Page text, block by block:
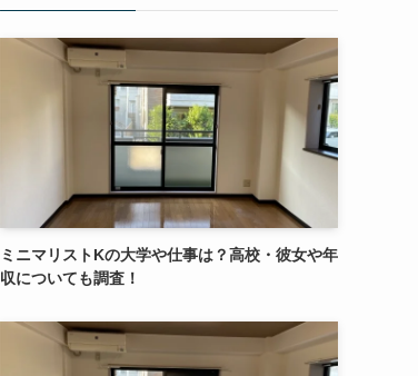
ミニマリストKの大学や仕事は？高校・彼女や年
収についても調査！